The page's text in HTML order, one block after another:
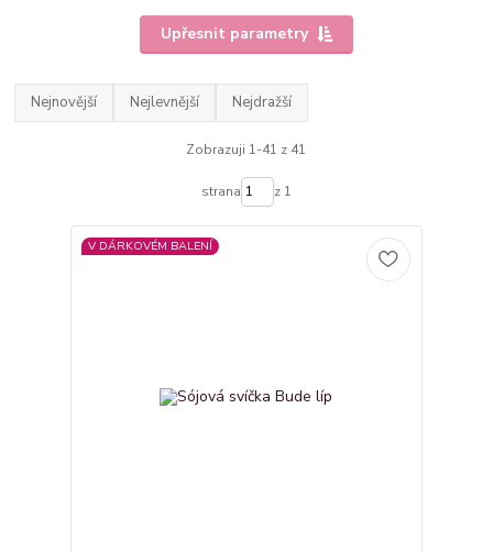
Upřesnit parametry
Nejnovější Nejlevnější Nejdražší
Zobrazuji 1-41 z 41
strana z 1
V DÁRKOVÉM BALENÍ